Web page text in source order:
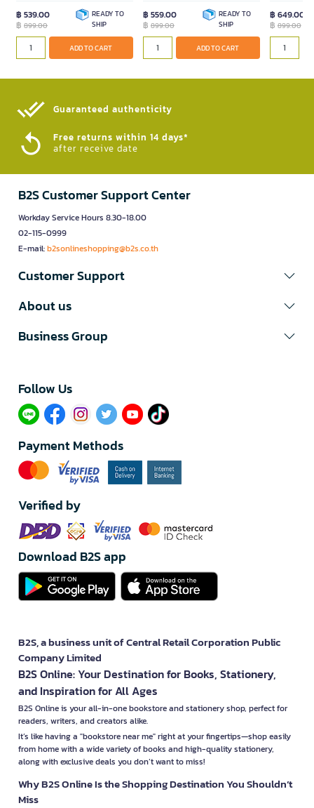
฿ 539.00
฿ 899.00
READY TO
SHIP
ADD TO CART
฿ 559.00
฿ 899.00
READY TO
SHIP
ADD TO CART
฿ 649.00
฿899.00
Guaranteed authenticity​
Free returns within 14 days*
after receive date
B2S Customer Support Center
Workday Service Hours 8.30-18.00
02-115-0999
E-mail:b2sonlineshopping@b2s.co.th
Customer Support
About us
Business Group
Follow Us​
Payment Methods
Verified by
Download B2S app
B2S, a business unit of Central Retail Corporation Public
Company Limited
B2S Online: Your Destination for Books, Stationery,
and Inspiration for All Ages
B2S Online is your all-in-one bookstore and stationery shop, perfect for
readers, writers, and creators alike.
It’s like having a "bookstore near me" right at your fingertips—shop easily
from home with a wide variety of books and high-quality stationery,
along with exclusive deals you don’t want to miss!
Why B2S Online Is the Shopping Destination You Shouldn’t
Miss